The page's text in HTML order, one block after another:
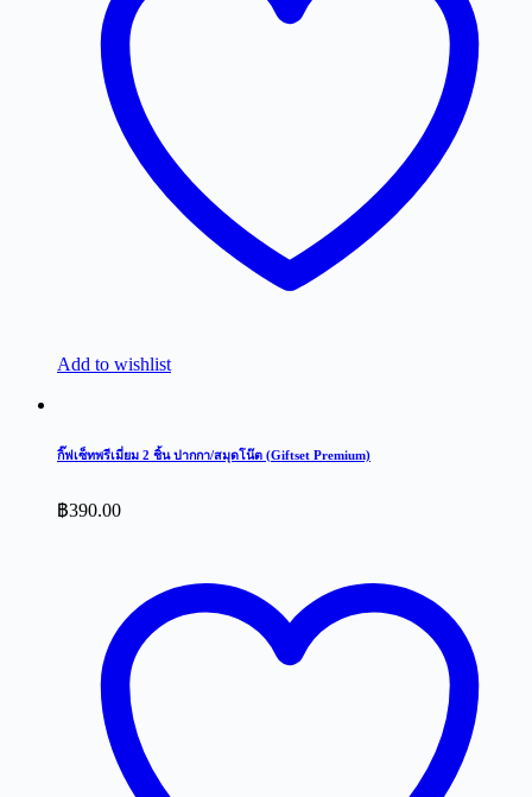
Add to wishlist
กิ๊ฟเซ็ทพรีเมี่ยม 2 ชิ้น ปากกา/สมุดโน๊ต (Giftset Premium)
฿390.00